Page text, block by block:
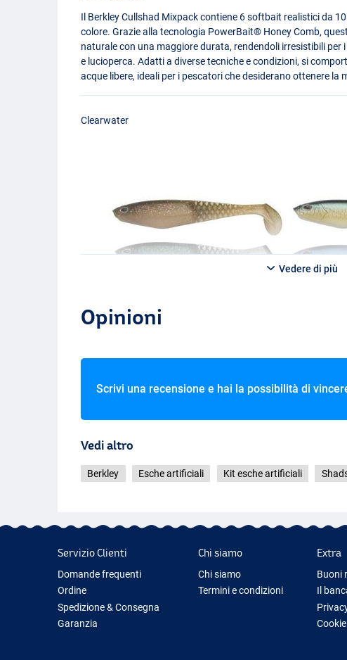
Darkwater
Il Berkley Cullshad Mixpack contiene 6 softbait realistici da
colore. Grazie alla tecnologia PowerBait® Honey Comb,
naturale con una maggiore durata, rendendoli irresistibili per
e lucioperca. Adatti a diverse tecniche e condizioni, si
acque libere, ideali per i pescatori che desiderano ottenere la
Clearwater
Vedere di più
Opinioni
Scrivi una recensione e hai la possibilità di
Vedi altro
Berkley Esche artificiali Kit esche artificiali
Servizio Clienti
Domande frequenti
Ordine
Spedizione & Consegna
Garanzia
Chi siamo
Chi siamo
Termini e condizioni
Extra
Buoni
Il